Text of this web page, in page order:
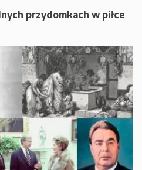
przydomkach w piłce